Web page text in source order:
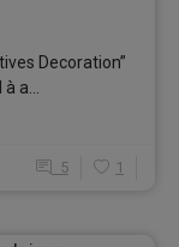
Decoration”
a...
5 1